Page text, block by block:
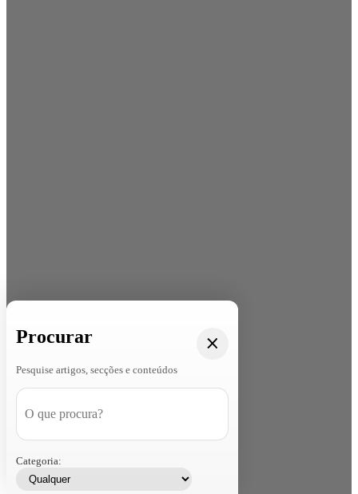
Procurar
Pesquise artigos, secções e conteúdos
Categoria: